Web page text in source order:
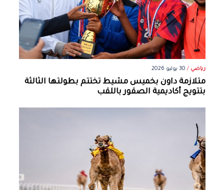
رياضي / 30 يوليو 2026
متلازمة داون بخميس مشيط تختتم بطولتها الثالثة
بتتويج أكاديمية الصقور باللقب